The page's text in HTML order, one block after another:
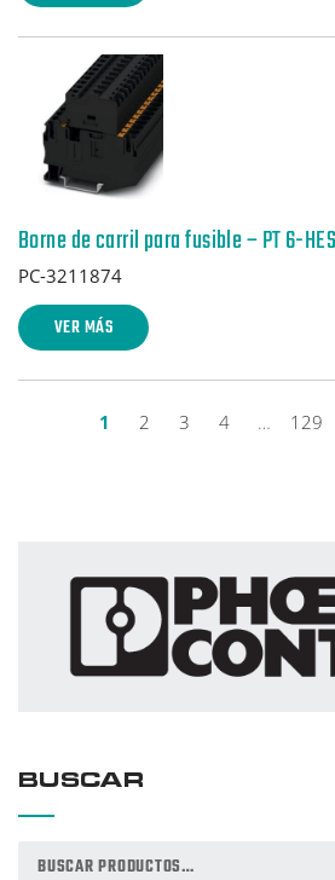
Borne de carril para fusible – PT 6-
PC-3211874
VER MÁS
1 2 3 4 … 129
BUSCAR
Buscar